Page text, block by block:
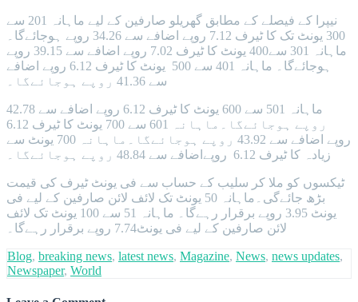
نیپرا کے فیصلے کے مطابق گھریلو صارفین کے لیے ماہانہ 201 سے
300 یونٹ تک کا ٹیرف 7.12 روپے اضافے سے 34.26 روپے ہوجائےگا۔
ماہانہ 301 سے400 یونٹ کا ٹیرف 7.02 روپے اضافے سے 39.15 روپے
ہوجائےگا۔ ماہانہ 401 سے 500 یونٹ کا ٹیرف 6.12 روپے اضافے
سے 41.36 روپے ہوجائےگا۔
ماہانہ 501 سے 600 یونٹ کا ٹیرف 6.12 روپے اضافے سے 42.78
روپے ہوجائےگا۔ماہانہ 601 سے 700 یونٹ کا ٹیرف 6.12
روپے اضافے سے 43.92 روپے ہوجائےگا۔ماہانہ 700 یونٹ سے
زیادہ کا ٹیرف 6.12 روپےاضافے سے 48.84 روپے ہوجائےگا۔
ٹیکسوں کو ملا کر سلیب کے حساب سے فی یونٹ ٹیرف کی قیمت
بڑھ جائےگی۔ماہانہ 50 یونٹ تک لائف لائن صارفین کے لیے فی
یونٹ 3.95 روپے برقرار رہےگا۔ ماہانہ 51 سے 100 یونٹ تک لائف
لائن صارفین کے لیے فی یونٹ7.74 روپے برقرار رہےگا۔
Blog, breaking news, latest news, Magazine, News, news updates,
Newspaper, World